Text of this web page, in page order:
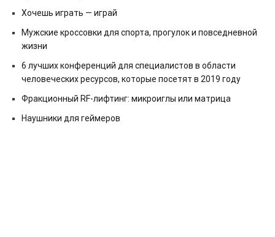
Хочешь играть — играй
Мужские кроссовки для спорта, прогулок и повседневной
жизни
6 лучших конференций для специалистов в области
человеческих ресурсов, которые посетят в 2019 году
Фракционный RF-лифтинг: микроиглы или матрица
Наушники для геймеров